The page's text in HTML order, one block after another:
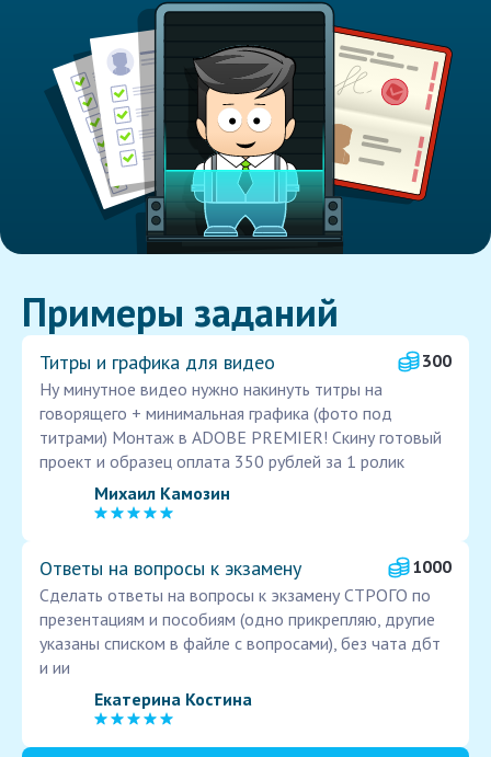
Примеры заданий
Титры и графика для видео
300
Ну минутное видео нужно накинуть титры на
говорящего + минимальная графика (фото под
титрами) Монтаж в ADOBE PREMIER! Скину готовый
проект и образец оплата 350 рублей за 1 ролик
Михаил Камозин
Ответы на вопросы к экзамену
1000
Сделать ответы на вопросы к экзамену СТРОГО по
презентациям и пособиям (одно прикрепляю, другие
указаны списком в файле с вопросами), без чата дбт
и ии
Екатерина Костина